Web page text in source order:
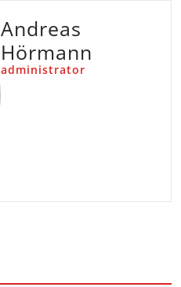
Andreas
Hörmann
administrator